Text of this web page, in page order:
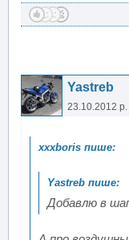
Yastreb
23.10.2012 р.
Добавлю в